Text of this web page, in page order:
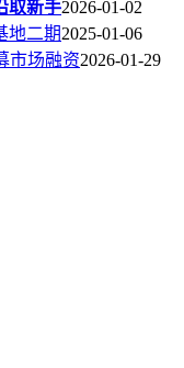
取新手2026-01-02
地二期2025-01-06
市场融资2026-01-29